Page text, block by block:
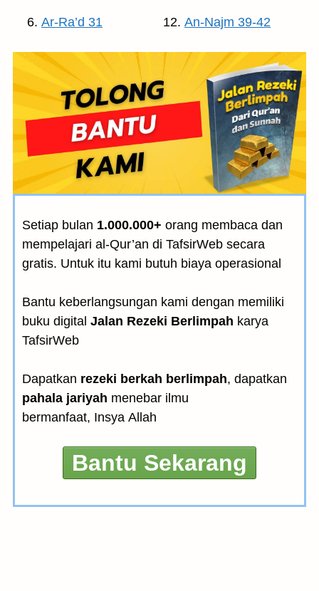
Ar-Ra’d 31 An-Najm 39-42
Setiap bulan 1.000.000+ orang membaca dan
mempelajari al-Qur’an di TafsirWeb secara
gratis. Untuk itu kami butuh biaya operasional
Bantu keberlangsungan kami dengan memiliki
buku digital Jalan Rezeki Berlimpah karya
TafsirWeb
Dapatkan rezeki berkah berlimpah, dapatkan
pahala jariyah menebar ilmu
bermanfaat, Insya Allah
Bantu Sekarang